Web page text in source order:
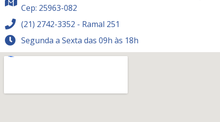
Cep: 25963-082
(21) 2742-3352 - Ramal 251
Segunda a Sexta das 09h às 18h